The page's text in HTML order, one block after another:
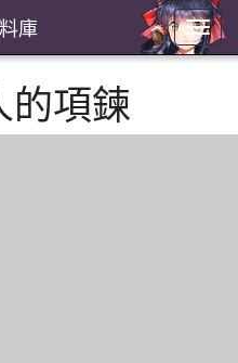
主
選
庫
的項鍊